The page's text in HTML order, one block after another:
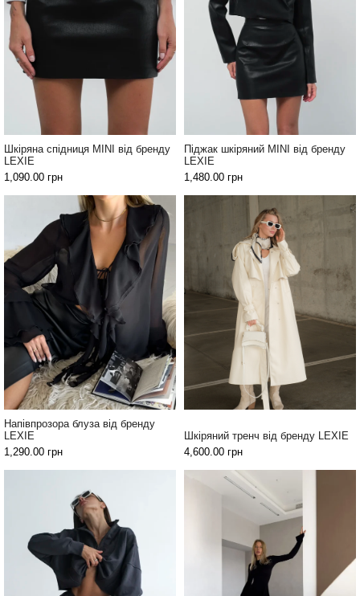
Шкіряна спідниця MINI від бренду
LEXIE
1,090.00 грн
Піджак шкіряний MINI від бренду
LEXIE
1,480.00 грн
Напівпрозора блуза від бренду
LEXIE
1,290.00 грн
Шкіряний тренч від бренду LEXIE
4,600.00 грн